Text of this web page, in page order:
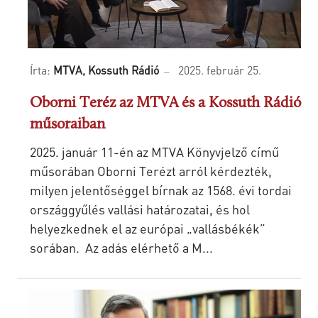
Írta: MTVA, Kossuth Rádió 2025. február 25.
Oborni Teréz az MTVA és a Kossuth Rádió
műsoraiban
2025. január 11-én az MTVA Könyvjelző című
műsorában Oborni Terézt arról kérdezték,
milyen jelentőséggel bírnak az 1568. évi tordai
országgyűlés vallási határozatai, és hol
helyezkednek el az európai „vallásbékék”
sorában. Az adás elérhető a M...